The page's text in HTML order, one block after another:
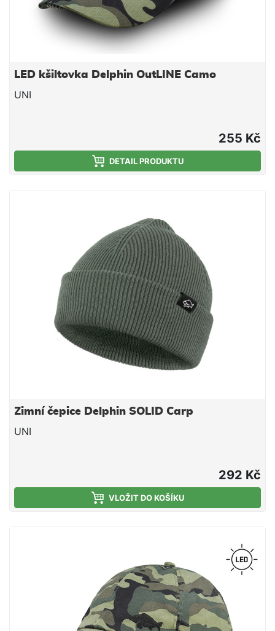
LED kšiltovka Delphin OutLINE Camo
UNI
255 Kč
DETAIL PRODUKTU
Zimní čepice Delphin SOLID Carp
UNI
292 Kč
VLOŽIT DO KOŠÍKU